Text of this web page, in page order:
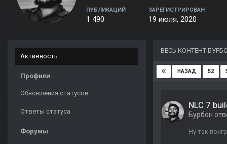
ПУБЛИКАЦИЙ
1 490
ЗАРЕГИСТРИРОВАН
19 июля, 2020
Активность
Профили
Обновления статусов
Ответы статуса
Форумы
ВЕСЬ КОНТЕНТ
НАЗАД 52
NLC 7
Бурбон
Ну так